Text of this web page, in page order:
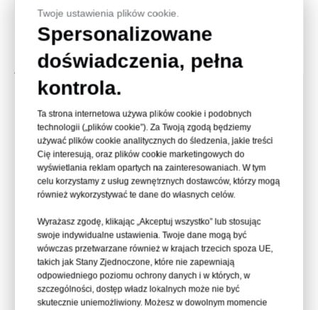
Arkusz GPPS charakteryzuje się
przejrzystością przypominającą szkło i można
go łatwo formować w różne kształty. Jest
szeroko stosowany w wielu zastosowaniach,
takich jak przezroczyste opakowania do
żywności i zabawki.
ogólnego przeznaczenia
Arkusz GPPS
Twoje ustawienia plików cookie.
Spersonalizowane
doświadczenia, pełna
kontrola.
Ta strona internetowa używa plików cookie i podobnych
technologii („plików cookie”). Za Twoją zgodą będziemy
używać plików cookie analitycznych do śledzenia, jakie treści
Cię interesują, oraz plików cookie marketingowych do
wyświetlania reklam opartych na zainteresowaniach. W tym
celu korzystamy z usług zewnętrznych dostawców, którzy mogą
również wykorzystywać te dane do własnych celów.
Wyrażasz zgodę, klikając „Akceptuj wszystko” lub stosując
swoje indywidualne ustawienia. Twoje dane mogą być
wówczas przetwarzane również w krajach trzecich spoza UE,
takich jak Stany Zjednoczone, które nie zapewniają
odpowiedniego poziomu ochrony danych i w których, w
szczególności, dostęp władz lokalnych może nie być
skutecznie uniemożliwiony. Możesz w dowolnym momencie